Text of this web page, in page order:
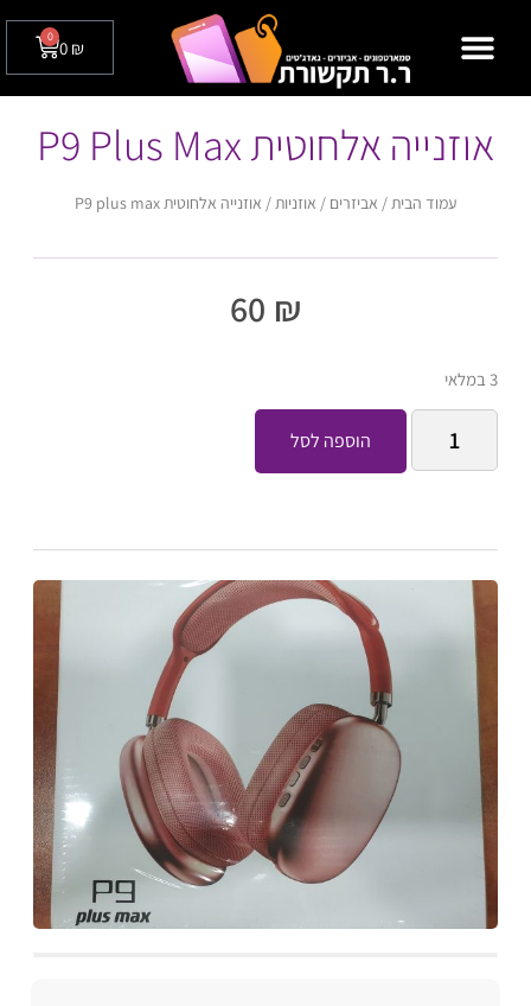
0 ₪
0
אוזנייה אלחוטית P9 Plus Max
עמוד הבית / אביזרים / אוזניות / אוזנייה אלחוטית P9 plus max
60 ₪
3 במלאי
הוספה לסל